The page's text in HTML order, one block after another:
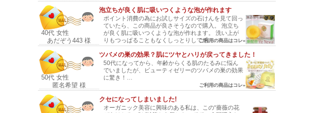
トピックスをもっと見る »»»ブログ＆コラムをもっと見る
40代 女性
あだぞう443 様
泡立ちが良く肌に吸いつくような泡が作れます
ポイント消費の為にお試しサイズの石けんを見て回っ
ていたら、この商品が良さそうなので購入。 泡立ち
が良く肌に吸いつくような泡が作れます。 洗い上が
りもつっぱることもなくしっとりして感…ご利用の商品はコレ»
50代 女性
匿名希望 様
ツバメの巣の効果？肌にツヤとハリが戻ってきました！
50代になってから、年齢からくる肌のたるみに悩ん
でいましたが、ビューティゼリーのツバメの巣の効果
に驚き！…
ご利用の商品はコレ»
クセになってしまいました!
オーガニック美容に興味のある私は、この“薔薇の花